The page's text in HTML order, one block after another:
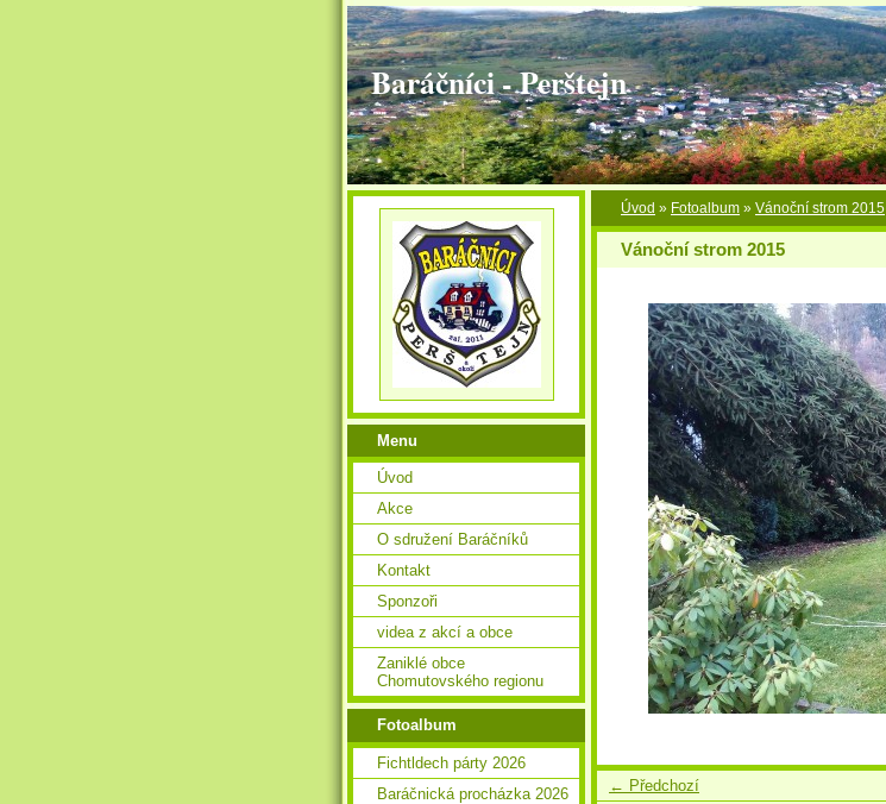
Baráčníci - Perštejn
Úvod » Fotoalbum » Vánoční strom 2015
Vánoční strom 2015
← Předchozí
Menu
Úvod
Akce
O sdružení Baráčníků
Kontakt
Sponzoři
videa z akcí a obce
Zaniklé obce
Chomutovského regionu
Fotoalbum
Fichtldech párty 2026
Baráčnická procházka 2026